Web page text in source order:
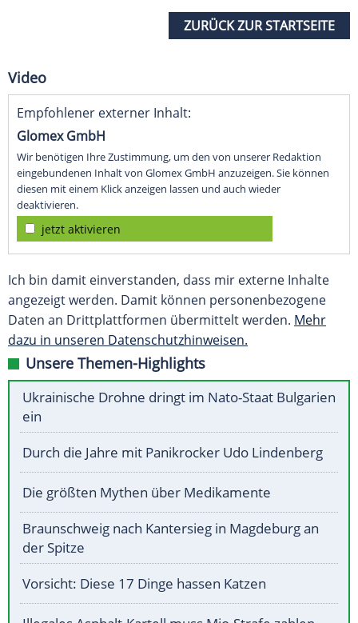
ZURÜCK ZUR STARTSEITE
Video
Empfohlener externer Inhalt:
Glomex GmbH
Wir benötigen Ihre Zustimmung, um den von unserer Redaktion
eingebundenen Inhalt von Glomex GmbH anzuzeigen. Sie können
diesen mit einem Klick anzeigen lassen und auch wieder
deaktivieren.
jetzt aktivieren
Ich bin damit einverstanden, dass mir externe Inhalte
angezeigt werden. Damit können personenbezogene
Daten an Drittplattformen übermittelt werden. Mehr
dazu in unseren Datenschutzhinweisen.
Unsere Themen-Highlights
Ukrainische Drohne dringt im Nato-Staat Bulgarien
ein
Durch die Jahre mit Panikrocker Udo Lindenberg
Die größten Mythen über Medikamente
Braunschweig nach Kantersieg in Magdeburg an
der Spitze
Vorsicht: Diese 17 Dinge hassen Katzen